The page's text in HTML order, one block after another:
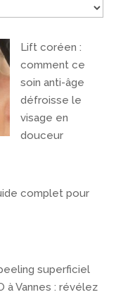
Lift coréen :
comment ce
soin anti-âge
défroisse le
visage en
douceur
complet pour
superficiel
à Vannes : révélez